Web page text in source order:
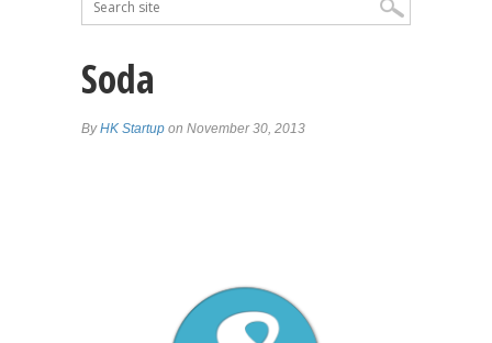
Soda
ByHK Startup on November 30, 2013